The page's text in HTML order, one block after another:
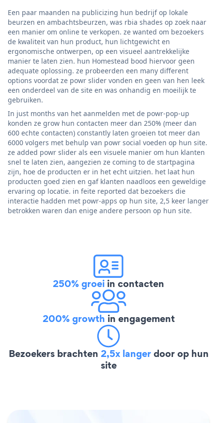
Een paar maanden na publicizing hun bedrijf op lokale
beurzen en ambachtsbeurzen, was rbia shades op zoek naar
een manier om online te verkopen. ze wanted om bezoekers
de kwaliteit van hun product, hun lichtgewicht en
ergonomische ontwerpen, op een visueel aantrekkelijke
manier te laten zien. hun Homestead bood hiervoor geen
adequate oplossing. ze probeerden een many different
options voordat ze powr slider vonden en geen van hen leek
een onderdeel van de site en was onhandig en moeilijk te
gebruiken.
In just months van het aanmelden met de powr-pop-up
konden ze grow hun contacten meer dan 250% (meer dan
600 echte contacten) constantly laten groeien tot meer dan
6000 volgers met behulp van powr social voeden op hun site.
ze added powr slider als een visuele manier om hun klanten
snel te laten zien, aangezien ze coming to de startpagina
zijn, hoe de producten er in het echt uitzien. het laat hun
producten goed zien en gaf klanten naadloos een geweldige
ervaring op locatie. in feite reported dat bezoekers die
interactie hadden met powr-apps op hun site, 2,5 keer langer
betrokken waren dan enige andere persoon op hun site.
250% groei in contacten
200% growth in engagement
Bezoekers brachten 2,5x langerdoor op hun
site